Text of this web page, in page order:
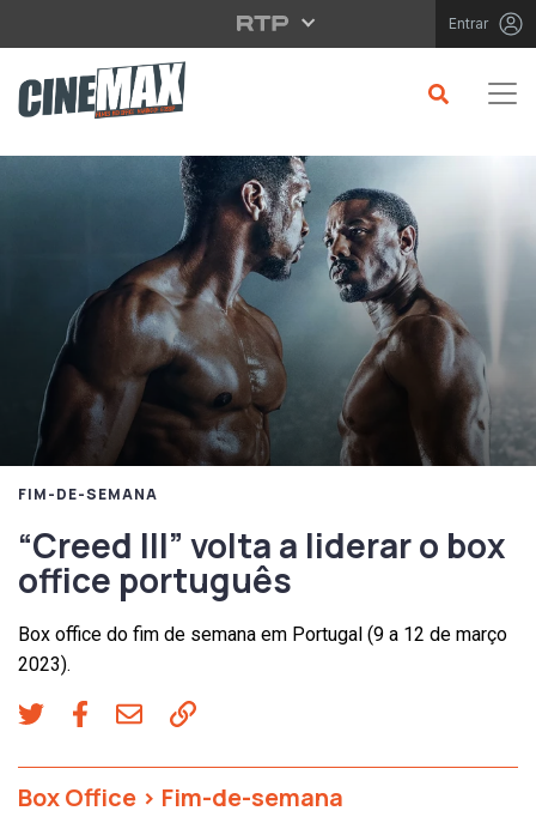
Saltar para o conteúdo principal Entrar
FIM-DE-SEMANA
“Creed III” volta a liderar o box
office português
Box office do fim de semana em Portugal (9 a 12 de março
2023).
Box Office > Fim-de-semana